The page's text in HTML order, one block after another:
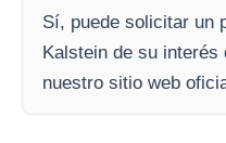
Sí, puede solicitar un
Kalstein de su interés
nuestro sitio web